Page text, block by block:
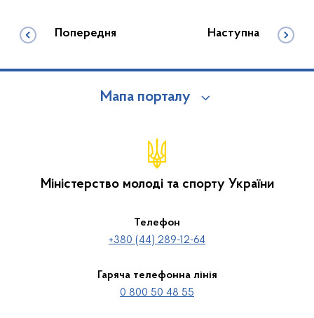
Попередня Наступна
Мапа порталу
Міністерство молоді та спорту України
Телефон
+380 (44) 289-12-64
Гаряча телефонна лінія
0 800 50 48 55